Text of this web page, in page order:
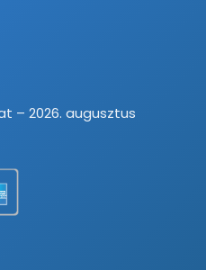
– 2026. augusztus